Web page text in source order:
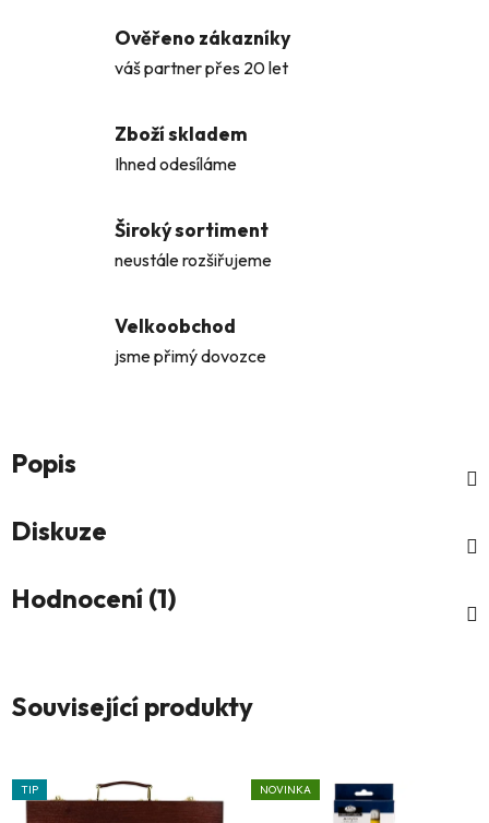
Ověřeno zákazníky
váš partner přes 20 let
Zboží skladem
Ihned odesíláme
Široký sortiment
neustále rozšiřujeme
Velkoobchod
jsme přimý dovozce
Popis
Diskuze
Hodnocení (1)
Související produkty
TIP NOVINKA